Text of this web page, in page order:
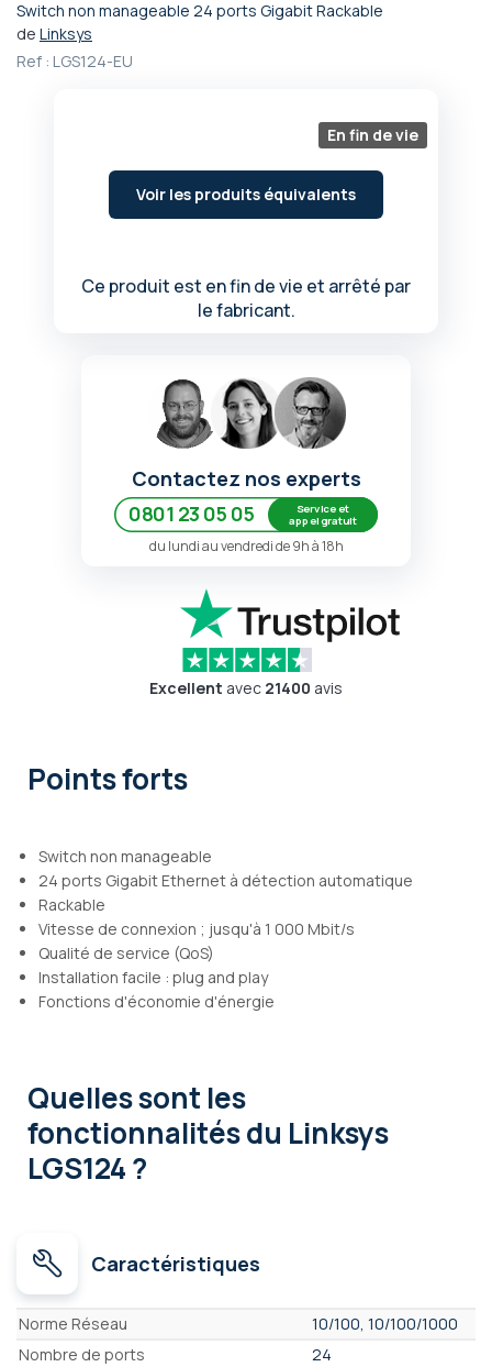
Switch non manageable 24 ports Gigabit Rackable
de Linksys
Ref : LGS124-EU
En fin de vie
Voir les produits équivalents
Ce produit est en fin de vie et arrêté par
le fabricant.
Passer
au
début
Contactez nos experts
0801 23 05 05
Service et
appel gratuit
du lundi au vendredi de 9h à 18h
Excellent avec 21400 avis
Points forts
Switch non manageable
24 ports Gigabit Ethernet à détection automatique
Rackable
Vitesse de connexion ; jusqu'à 1 000 Mbit/s
Qualité de service (QoS)
Installation facile : plug and play
Fonctions d'économie d'énergie
Quelles sont les
fonctionnalitésdu Linksys
LGS124 ?
Caractéristiques
Caractéristiques
Norme Réseau
10/100, 10/100/1000
Nombre de ports
24